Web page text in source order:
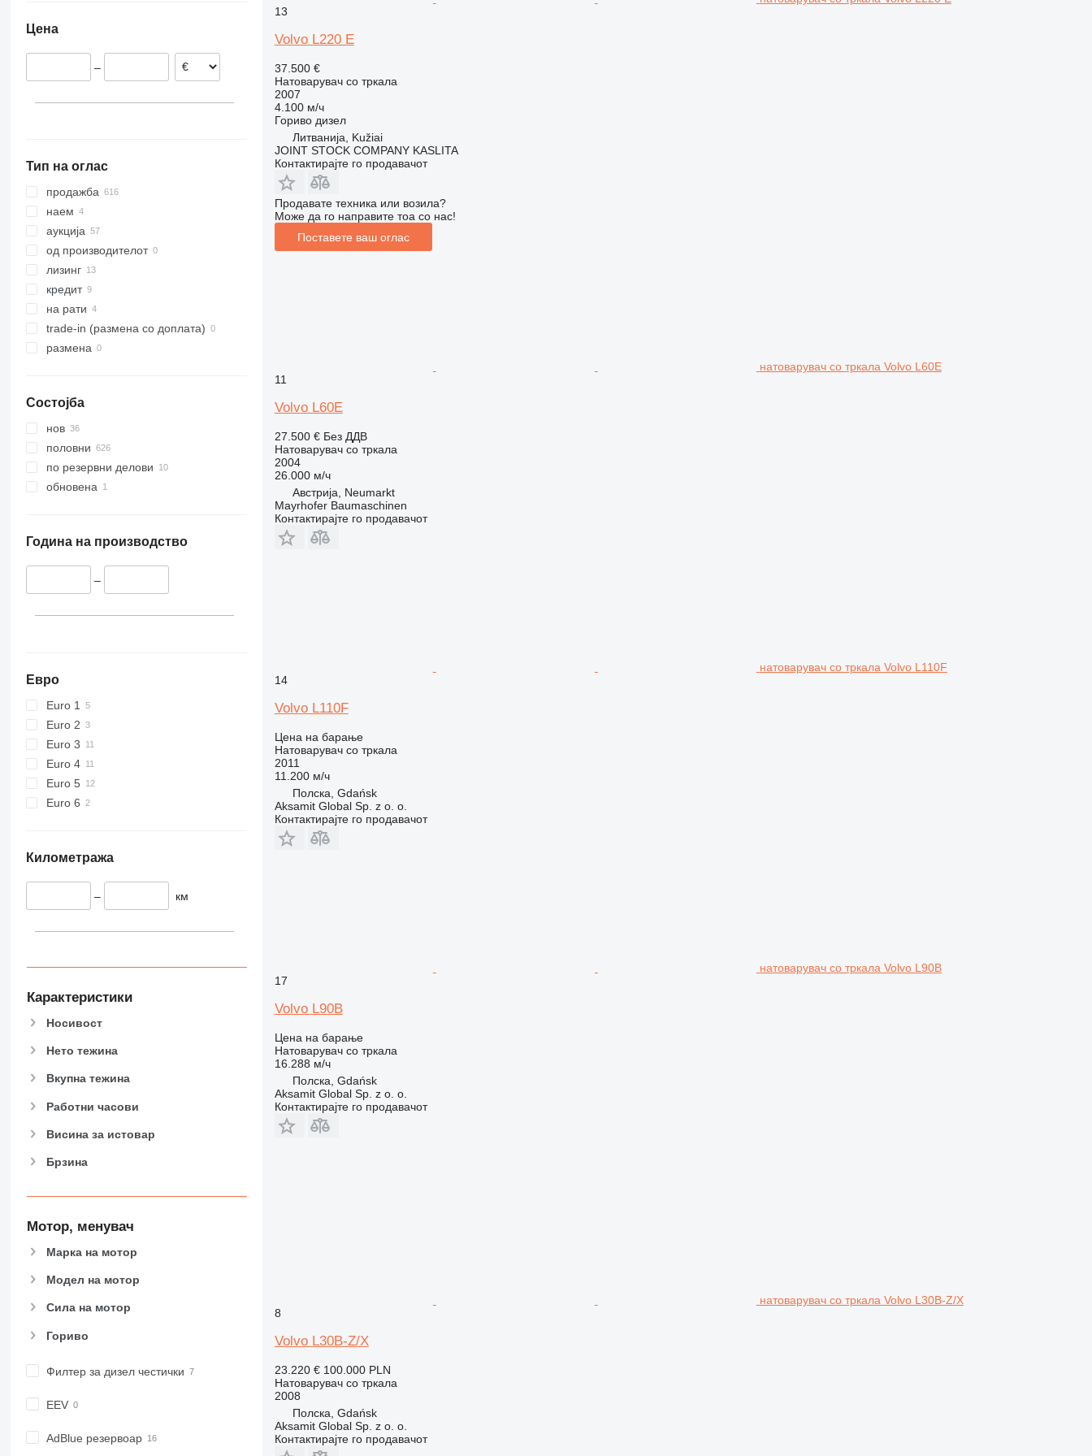
972
992
F-series
G-series
GC
IT
NR
L110
L120
L250
L260H
L330
L350
Шпанија
Финска
Колумбија
Боливија
Цена
–
Тип на оглас
продажба
наем
аукција
од производителот
лизинг
кредит
на рати
trade-in (размена со доплата)
размена
Состојба
нов
половни
по резервни делови
обновена
Година на производство
–
Евро
Euro 1
Euro 2
Euro 3
Euro 4
Euro 5
Euro 6
Километража
– км
Карактеристики
Носивост
Нето тежина
Вкупна тежина
Работни часови
Висина за истовар
Брзина
Мотор, менувач
Марка на мотор
Модел на мотор
Сила на мотор
Гориво
Филтер за дизел честички
EEV
AdBlue резервоар
13
Volvo L220 E
37.500 €
Натоварувач со тркала
2007
4.100 м/ч
Гориво дизел
Литванија, Kužiai
JOINT STOCK COMPANY KASLITA
Контактирајте го продавачот
Продавате техника или возила?
Може да го направите тоа со нас!
Поставете ваш оглас
натоварувач со тркала Volvo L60E
11
Volvo L60E
27.500 € Без ДДВ
Натоварувач со тркала
2004
26.000 м/ч
Австрија, Neumarkt
Mayrhofer Baumaschinen
Контактирајте го продавачот
натоварувач со тркала Volvo L110F
14
Volvo L110F
Цена на барање
Натоварувач со тркала
2011
11.200 м/ч
Полска, Gdańsk
Aksamit Global Sp. z o. o.
Контактирајте го продавачот
натоварувач со тркала Volvo L90B
17
Volvo L90B
Цена на барање
Натоварувач со тркала
16.288 м/ч
Полска, Gdańsk
Aksamit Global Sp. z o. o.
Контактирајте го продавачот
натоварувач со тркала Volvo L30B-Z/X
8
Volvo L30B-Z/X
23.220 € 100.000 PLN
Натоварувач со тркала
2008
Полска, Gdańsk
Aksamit Global Sp. z o. o.
Контактирајте го продавачот